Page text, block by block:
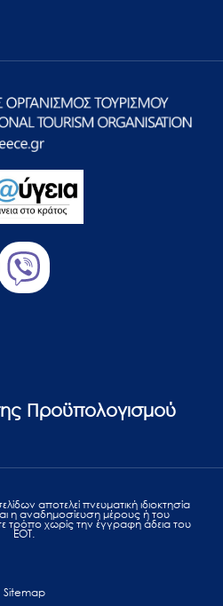
Προϋπολογισμού
αποτελεί πvευματική ιδιοκτησία
η αναδημοσίευση μέρους ή του
τρόπο χωρίς την έγγραφη άδεια του
ΕΟΤ.
Sitemap